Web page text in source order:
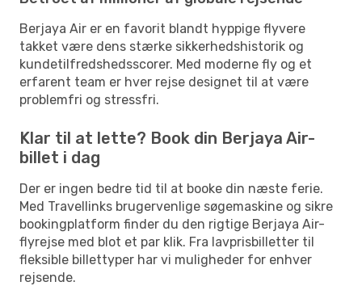
Berjaya Air er en favorit blandt hyppige flyvere
takket være dens stærke sikkerhedshistorik og
kundetilfredshedsscorer. Med moderne fly og et
erfarent team er hver rejse designet til at være
problemfri og stressfri.
Klar til at lette? Book din Berjaya Air-
billet i dag
Der er ingen bedre tid til at booke din næste ferie.
Med Travellinks brugervenlige søgemaskine og sikre
bookingplatform finder du den rigtige Berjaya Air-
flyrejse med blot et par klik. Fra lavprisbilletter til
fleksible billettyper har vi muligheder for enhver
rejsende.